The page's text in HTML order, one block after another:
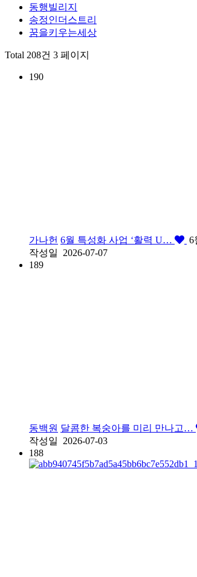
동행빌리지
송정인더스트리
꿈을키우는세상
Total 208건 3 페이지
190
가나헌 6월 특성화 사업 ‘활력 U…
6
작성일
2026-07-07
189
동백원 달콤한 복숭아를 미리 만나고…
작성일
2026-07-03
188